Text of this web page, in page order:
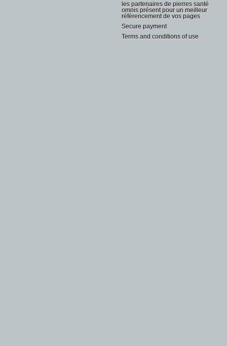
les partenaires de pierres santé
omnis présent pour un meilleur
référencement de vos pages
Secure payment
Terms and conditions of use